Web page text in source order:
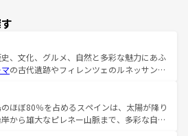
、文化、グルメ、自然と多彩な魅力にあふ
の古代遺跡やフィレンツェのルネッサンス
ナの美しい田園風景やアマルフィ海岸の絶
観も見逃せない。観光の合間には、本場の
ど、絶品のイタリア料理を堪能することも
ほぼ80％を占めるスペインは、太陽が降り
から雄大なピレネー山脈まで、多彩な自然